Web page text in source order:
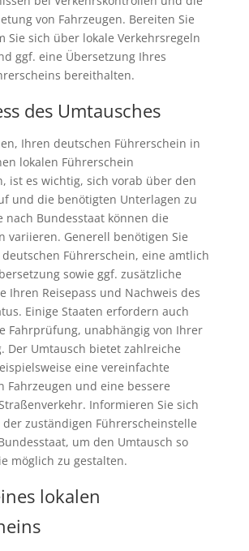
von Fahrzeugen. Bereiten Sie
Sie sich über lokale Verkehrsregeln
ggf. eine Übersetzung Ihres
bereithalten.
des Umtausches
Ihren deutschen Führerschein in
lokalen Führerschein
ist es wichtig, sich vorab über den
und die benötigten Unterlagen zu
nach Bundesstaat können die
variieren. Generell benötigen Sie
Führerschein, eine amtlich
sowie ggf. zusätzliche
Ihren Reisepass und Nachweis des
Einige Staaten erfordern auch
Fahrprüfung, unabhängig von Ihrer
Der Umtausch bietet zahlreiche
eine vereinfachte
Fahrzeugen und eine bessere
Informieren Sie sich
zuständigen Führerscheinstelle
um den Umtausch so
möglich zu gestalten.
lokalen